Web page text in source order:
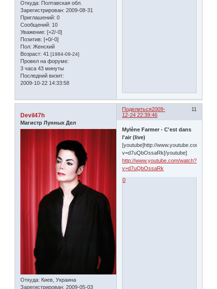
Откуда: Полтавская обл.
Зарегистрирован: 2009-08-31
Приглашений: 0
Сообщений: 10
Уважение: [+2/-0]
Позитив: [+0/-0]
Пол: Женский
Возраст: 41 [1984-09-24]
Провел на форуме:
3 часа 43 минуты
Последний визит:
2009-10-22 14:33:58
Поделиться 11
2009-
12-24 22:39:46
Devil47h
Магистр Лунных Дел
Откуда: Киев, Украина
Зарегистрирован: 2009-05-03
Mylène Farmer - C'est dans
l'air (live)
[youtube]http://www.youtube.com/
v=d7uQbOssaRk[/youtube]
http://www.youtube.com/watch?
v=d7uQbOssaRk
0